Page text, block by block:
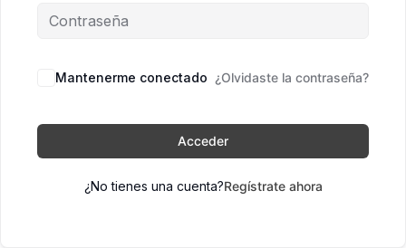
Mantenerme conectado ¿Olvidaste la contraseña?
Acceder
¿No tienes una cuenta?Regístrate ahora